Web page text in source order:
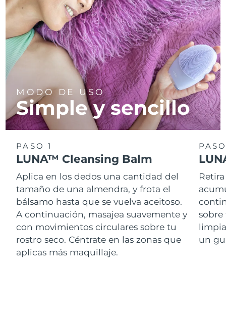
MODO DE USO
Simple y sencillo
PASO 1
LUNA™ Cleansing Balm
Aplica en los dedos una cantidad del
tamaño de una almendra, y frota el
bálsamo hasta que se vuelva aceitoso.
A continuación, masajea suavemente y
con movimientos circulares sobre tu
rostro seco. Céntrate en las zonas que
aplicas más maquillaje.
un